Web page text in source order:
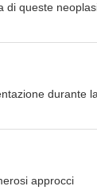
di queste
durante la
approcci